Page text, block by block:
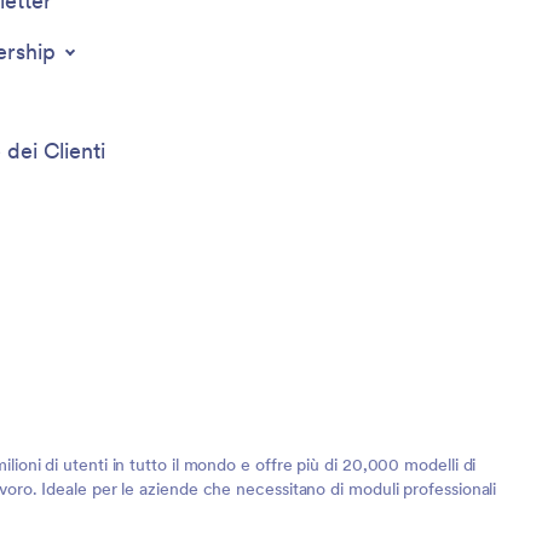
dei Clienti
di utenti in tutto il mondo e offre più di 20,000 modelli di
Ideale per le aziende che necessitano di moduli professionali